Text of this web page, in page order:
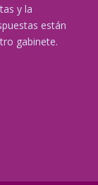
y la
están
gabinete.